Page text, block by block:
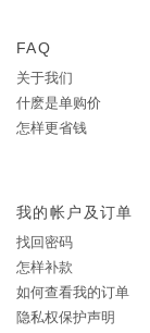
FAQ
关于我们
什麽是单购价
怎样更省钱
我的帐户及订单
找回密码
怎样补款
如何查看我的订单
隐私权保护声明